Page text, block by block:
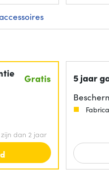
Gratis
dan 2 jaar
5 jaar